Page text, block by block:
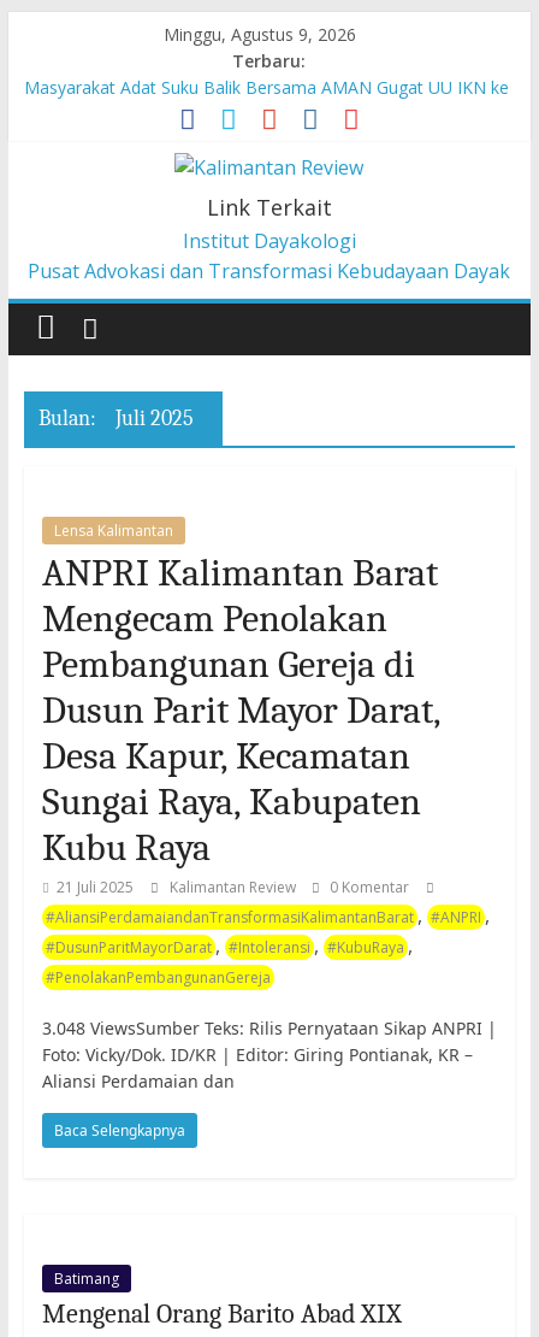
Minggu, Agustus 9, 2026
Terbaru:
Masyarakat Adat Suku Balik Bersama AMAN Gugat UU IKN ke
Mahkamah Konstitusi
Ruang Hidup Dayak Iban
Pembangunan Berbasis Budaya Masyarakat Adat: Pelajaran
dari CU à la Gerakan Pemberdayaan Pancur Kasih
Liawandira: Menenun Masa Depan Dayak Iban dari Lauk
Rugun, Ketemenggungan Jalai Lintang
Sekilas Tentang Struktur Lembaga Adat Dayak Kanayatn di
Binua Kaca’
Link Terkait
Institut Dayakologi
Pusat Advokasi dan Transformasi Kebudayaan Dayak
Bulan: Juli 2025
Lensa Kalimantan
ANPRI Kalimantan Barat
Mengecam Penolakan
Pembangunan Gereja di
Dusun Parit Mayor Darat,
Desa Kapur, Kecamatan
Sungai Raya, Kabupaten
Kubu Raya
21 Juli 2025 Kalimantan Review
0 Komentar
#AliansiPerdamaiandanTransformasiKalimantanBarat, #ANPRI ,
#DusunParitMayorDarat, #Intoleransi , #KubuRaya ,
#PenolakanPembangunanGereja
3.048 ViewsSumber Teks: Rilis Pernyataan Sikap ANPRI |
Foto: Vicky/Dok. ID/KR | Editor: Giring Pontianak, KR –
Aliansi Perdamaian dan
Baca Selengkapnya
Batimang
Mengenal Orang Barito Abad XIX